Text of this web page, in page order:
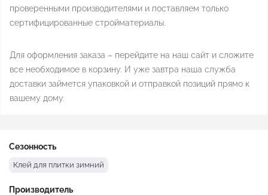
проверенными производителями и поставляем только
сертифицированные стройматериалы.
Для оформления заказа – перейдите на наш сайт и сложите
все необходимое в корзину. И уже завтра наша служба
доставки займется упаковкой и отправкой позиций прямо к
вашему дому.
Сезонность
Клей для плитки зимний
Производитель